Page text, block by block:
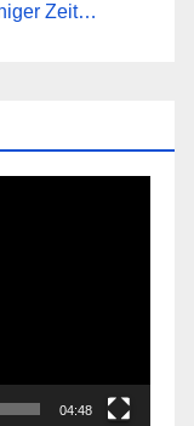
Zeit…
04:48